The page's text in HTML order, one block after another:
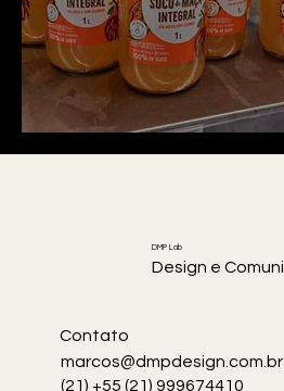
DMP Lab
Design e
Contato
marcos@dmpdesign.com.br
(21) +55 (21) 999674410